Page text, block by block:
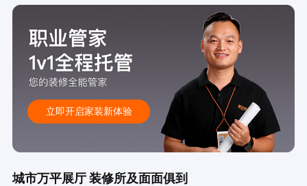
立即开启家装新体验
城市万平展厅 装修所及面面俱到